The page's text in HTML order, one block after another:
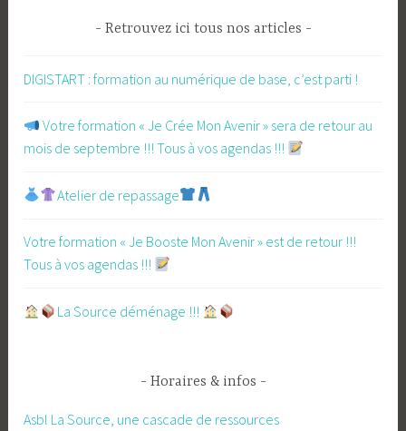
Retrouvez ici tous nos articles
DIGISTART : formation au numérique de base, c’est parti !
​ Votre formation « Je Crée Mon Avenir » sera de retour au
mois de septembre !!! Tous à vos agendas !!!
Atelier de repassage​
Votre formation « Je Booste Mon Avenir » est de retour !!!
Tous à vos agendas !!!
​La Source déménage !!!
Horaires & infos
Asbl La Source, une cascade de ressources